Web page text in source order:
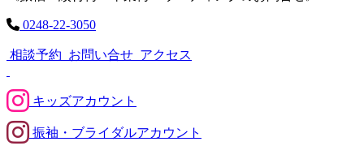
0248-22-3050
相談予約 お問い合せ アクセス
キッズアカウント
振袖・ブライダルアカウント